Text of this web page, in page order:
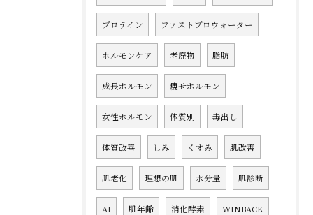
プロテイン ファストプロウォーター
ホルモンケア 老廃物 脂肪
成長ホルモン 痩せホルモン
女性ホルモン 体質別 毒出し
体質改善 しみ くすみ 肌改善
肌老化 理想の肌 水分量 肌診断
AI 肌年齢 消化酵素 WINBACK